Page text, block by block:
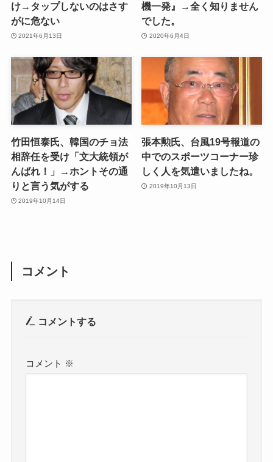
け→タップしないのはさす
がに危ない
2021年6月13日
機一発』→全く知りません
でした。
2020年6月4日
竹田恒泰氏、韓国のチョ法
相辞任を受け「文大統領が
んばれ！」→ホントその通
りと言う気がする
2019年10月14日
張本勲氏、台風19号報道の
中でのスポーツコーナー珍
しく人を気遣いましたね。
2019年10月13日
コメント
コメントする
コメント ※